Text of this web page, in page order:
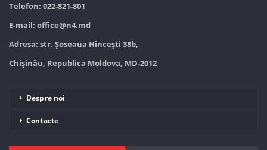
Telefon: 022-821-801
E-mail: office@n4.md
Adresa: str. Șoseaua Hînceşti 38b,
Chișinău, Republica Moldova, MD-2012
Despre noi
Contacte